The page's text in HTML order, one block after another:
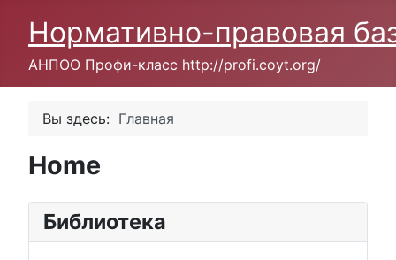
Нормативно-правовая
АНПОО Профи-класс http://profi.coyt.org/
Вы здесь: Главная
Home
Библиотека